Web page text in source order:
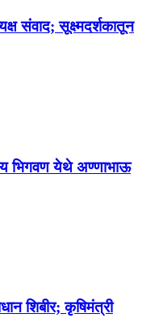
संवाद; सूक्ष्मदर्शकातून
भिगवण येथे अण्णाभाऊ
शिबीर; कृषिमंत्री